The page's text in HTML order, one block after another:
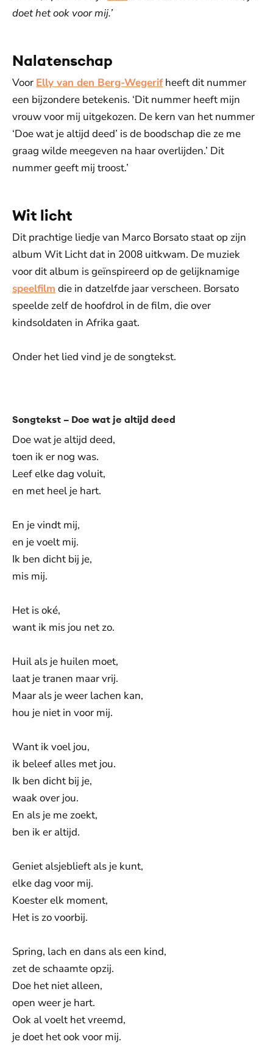
doet het ook voor mij.’
Nalatenschap
Voor Elly van den Berg-Wegerifheeft dit nummer
een bijzondere betekenis. ‘Dit nummer heeft mijn
vrouw voor mij uitgekozen. De kern van het nummer
‘Doe wat je altijd deed’ is de boodschap die ze me
graag wilde meegeven na haar overlijden.’ Dit
nummer geeft mij troost.’
Wit licht
Dit prachtige liedje van Marco Borsato staat op zijn
album Wit Licht dat in 2008 uitkwam. De muziek
voor dit album is geïnspireerd op de gelijknamige
speelfilm die in datzelfde jaar verscheen. Borsato
speelde zelf de hoofdrol in de film, die over
kindsoldaten in Afrika gaat.
Onder het lied vind je de songtekst.
De weergave van deze video vereist jouw
Songtekst – Doe wat je altijd deed
Doe wat je altijd deed,
toen ik er nog was.
Leef elke dag voluit,
en met heel je hart.
En je vindt mij,
en je voelt mij.
Ik ben dicht bij je,
mis mij.
Het is oké,
want ik mis jou net zo.
Huil als je huilen moet,
laat je tranen maar vrij.
Maar als je weer lachen kan,
hou je niet in voor mij.
Want ik voel jou,
ik beleef alles met jou.
Ik ben dicht bij je,
waak over jou.
En als je me zoekt,
ben ik er altijd.
Geniet alsjeblieft als je kunt,
elke dag voor mij.
Koester elk moment,
Het is zo voorbij.
Spring, lach en dans als een kind,
zet de schaamte opzij.
Doe het niet alleen,
open weer je hart.
Ook al voelt het vreemd,
je doet het ook voor mij.